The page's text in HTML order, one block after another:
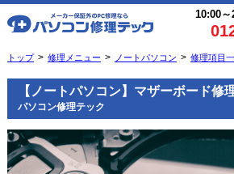
10:00
トップ 修理メニュー ノートパソコン 修理項目
【ノートパソコン】マザーボード修
パソコン修理テック